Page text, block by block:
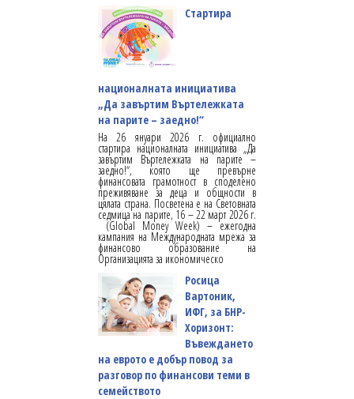
Стартира
националната инициатива
„Да завъртим Въртележката
на парите – заедно!“
На 26 януари 2026 г. официално
стартира националната инициатива „Да
завъртим Въртележката на парите –
заедно!“, която ще превърне
финансовата грамотност в споделено
преживяване за деца и общности в
цялата страна. Посветена е на Световната
седмица на парите, 16 – 22 март 2026 г.
(Global Money Week) – ежегодна
кампания на Международната мрежа за
финансово образование на
Организацията за икономическо
Росица
Вартоник,
ИФГ, за БНР-
Хоризонт:
Въвеждането
на еврото е добър повод за
разговор по финансови теми в
семейството